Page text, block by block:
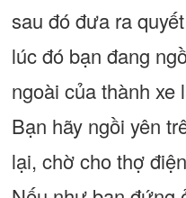
sau đó đưa ra
lúc đó bạn đang
ngoài của thành xe
Bạn hãy ngồi yên
lại, chờ cho thợ